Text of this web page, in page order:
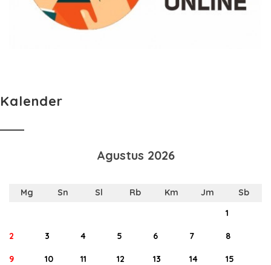
Kalender
Agustus 2026
Mg Sn Sl Rb Km Jm
Sb
1
2 3 4 5 6 7 8
9 10 11 12 13 14 15